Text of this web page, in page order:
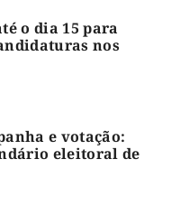
o dia 15 para
nos
e votação:
eleitoral de